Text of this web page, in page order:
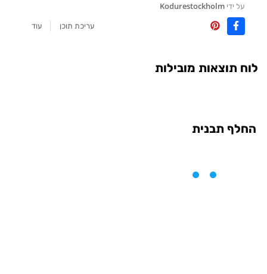
על ידיKodurestockholm
עריכת תוכן
עוד
לוח תוצאות מובילות
החלף תבנית